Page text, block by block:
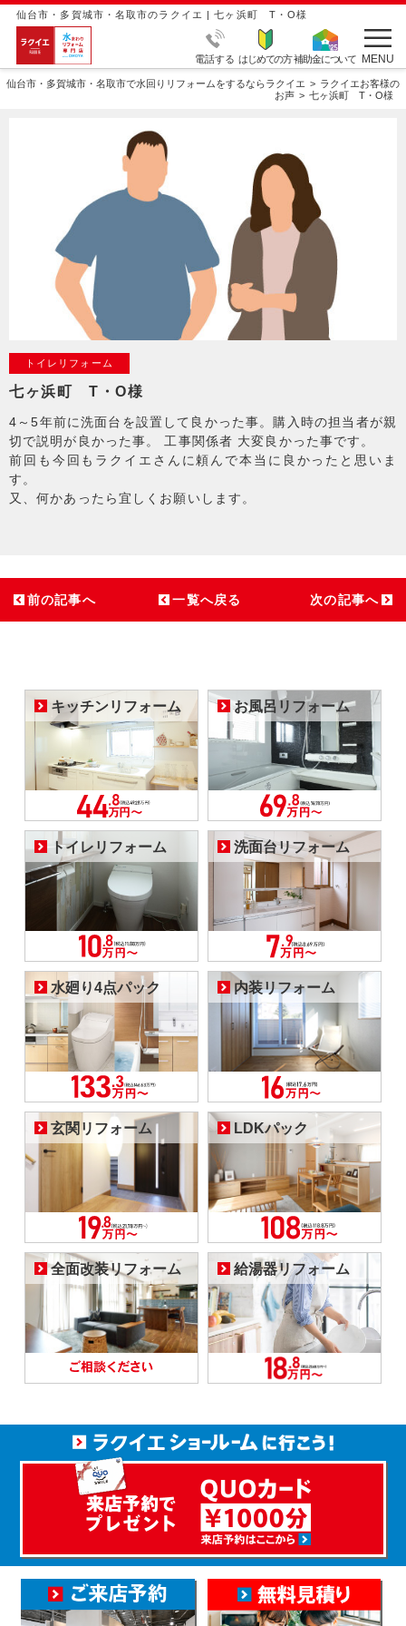
仙台市・多賀城市・名取市のラクイエ | 七ヶ浜町 T・O様
電話する はじめての方補助金について MENU
仙台市・多賀城市・名取市で水回りリフォームをするならラクイエ
ラクイエお客様の
お声
七ヶ浜町 T・O様
トイレリフォーム
七ヶ浜町 T・O様
4～5年前に洗面台を設置して良かった事。購入時の担当者が親
切で説明が良かった事。 工事関係者 大変良かった事です。
前回も今回もラクイエさんに頼んで本当に良かったと思いま
す。
又、何かあったら宜しくお願いします。
前の記事へ 一覧へ戻る 次の記事へ
キッチンリフォーム お風呂リフォーム
トイレリフォーム 洗面台リフォーム
水廻り4点パック 内装リフォーム
玄関リフォーム LDKパック
全面改装リフォーム 給湯器リフォーム